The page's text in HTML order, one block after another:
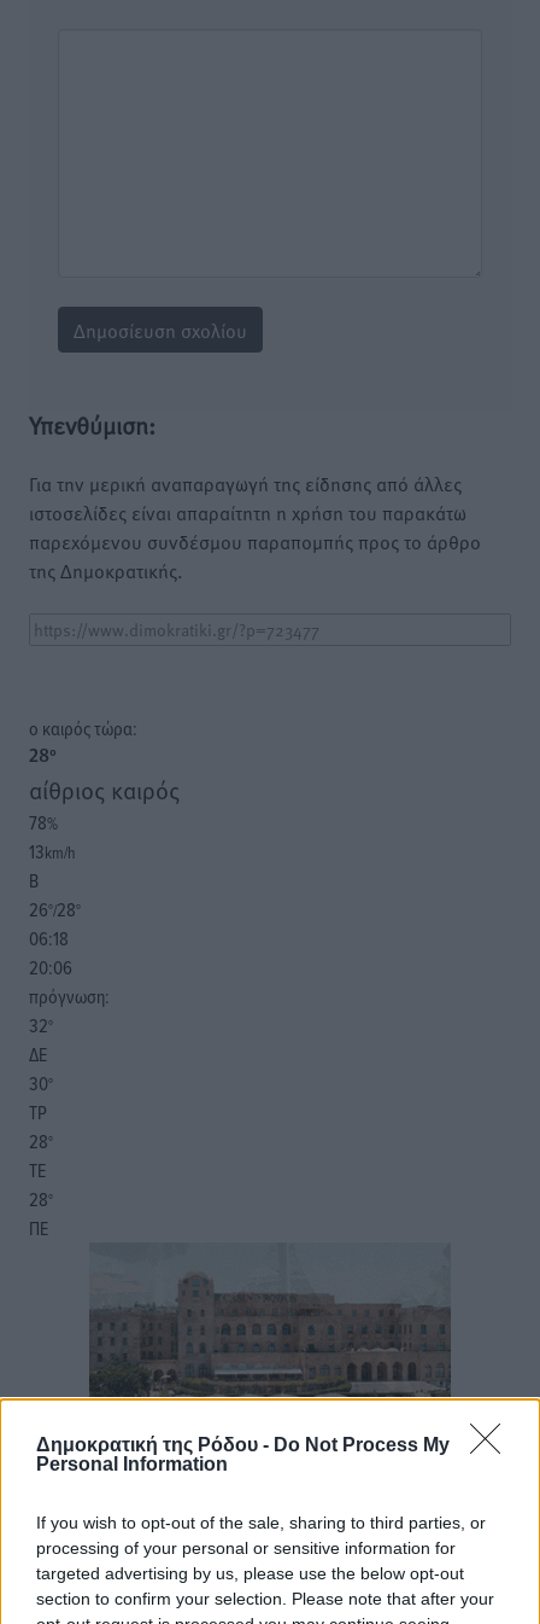
Δημοκρατική της Ρόδου - Do Not Process My
Personal Information
If you wish to opt-out of the sale, sharing to third parties, or
processing of your personal or sensitive information for
targeted advertising by us, please use the below opt-out
section to confirm your selection. Please note that after your
Υπενθύμιση:
Για την μερική αναπαραγωγή της είδησης από άλλες
ιστοσελίδες είναι απαραίτητη η χρήση του παρακάτω
παρεχόμενου συνδέσμου παραπομπής προς το άρθρο
της Δημοκρατικής.
o καιρός τώρα:
28°
αίθριος καιρός
78%
13km/h
Β
26°/28°
06:18
20:06
πρόγνωση:
32°
ΔΕ
30°
ΤΡ
28°
ΤΕ
28°
ΠΕ